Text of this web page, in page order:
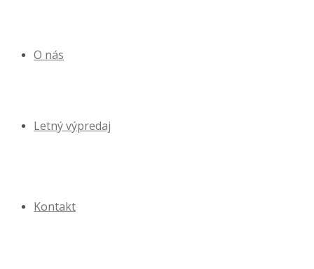
O nás
Letný výpredaj
Kontakt